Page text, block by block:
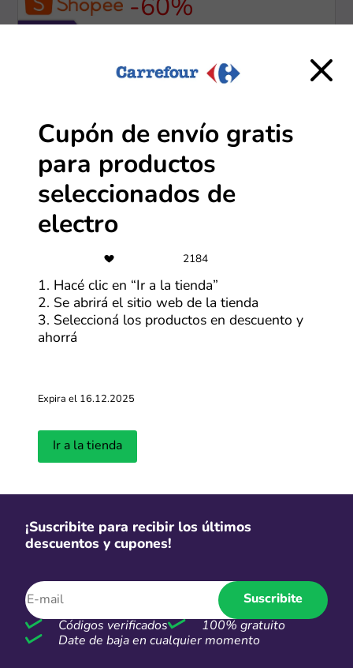
-60%
-85%
85% de descuento en rebaja de
Bienvenida
Más cupones de AliExpress
-40%
40% de descuento en todos los
juguetes y pelotas por el Día de la
Niñez
Más cupones de Carrefour
-20%
-20%
20% de descuento con cuenta
Más cupones de Carrefour
Cupón de envío gratis
para productos
seleccionados de
electro
2184
1. Hacé clic en “Ir a la tienda”
2. Se abrirá el sitio web de la tienda
3. Seleccioná los productos en descuento y
ahorrá
Expira el 16.12.2025
Ir a la tienda
¡Suscribite para recibir los últimos
descuentos y cupones!
Suscribite
Códigos verificados
100% gratuito
Date de baja en cualquier momento